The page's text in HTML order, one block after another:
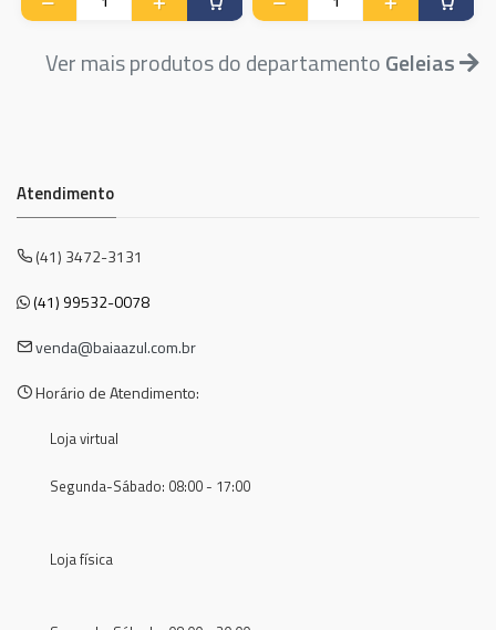
Ver mais produtos do departamentoGeleias
Atendimento
(41) 3472-3131
(41) 99532-0078
venda@baiaazul.com.br
Horário de Atendimento:
Loja virtual
Segunda-Sábado: 08:00 - 17:00
Loja física